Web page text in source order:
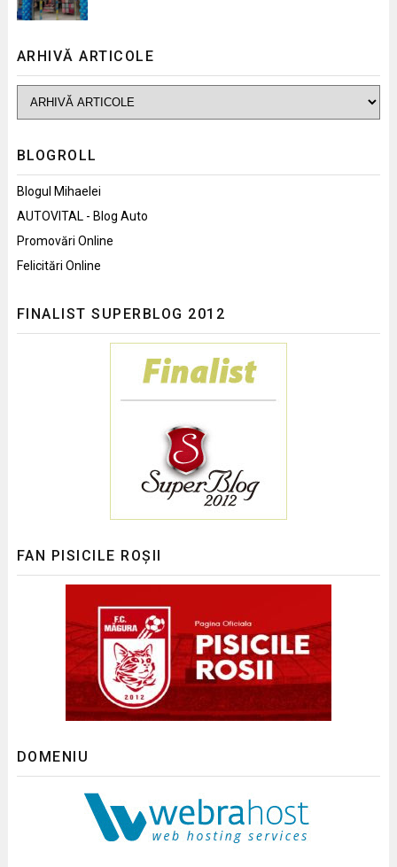
ARHIVĂ ARTICOLE
BLOGROLL
Blogul Mihaelei
AUTOVITAL - Blog Auto
Promovări Online
Felicitări Online
FINALIST SUPERBLOG 2012
FAN PISICILE ROȘII
DOMENIU